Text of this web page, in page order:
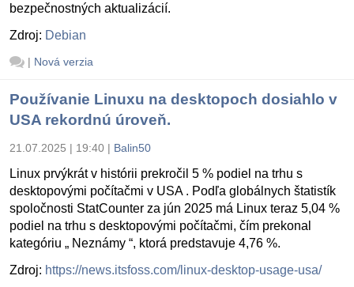
bezpečnostných aktualizácií.
Zdroj: Debian
| Nová verzia
Používanie Linuxu na desktopoch dosiahlo v
USA rekordnú úroveň.
21.07.2025 | 19:40 | Balin50
Linux prvýkrát v histórii prekročil 5 % podiel na trhu s
desktopovými počítačmi v USA . Podľa globálnych štatistík
spoločnosti StatCounter za jún 2025 má Linux teraz 5,04 %
podiel na trhu s desktopovými počítačmi, čím prekonal
kategóriu „ Neznámy “, ktorá predstavuje 4,76 %.
Zdroj: https://news.itsfoss.com/linux-desktop-usage-usa/